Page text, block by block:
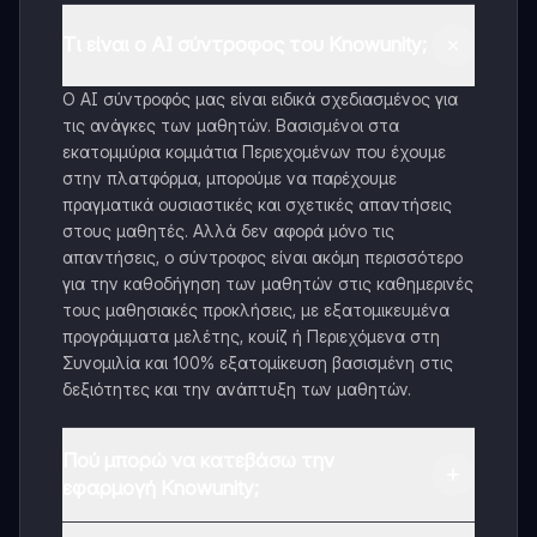
Ο AI σύντροφός μας είναι ειδικά σχεδιασμένος για
τις ανάγκες των μαθητών. Βασισμένοι στα
εκατομμύρια κομμάτια Περιεχομένων που έχουμε
στην πλατφόρμα, μπορούμε να παρέχουμε
πραγματικά ουσιαστικές και σχετικές απαντήσεις
στους μαθητές. Αλλά δεν αφορά μόνο τις
απαντήσεις, ο σύντροφος είναι ακόμη περισσότερο
για την καθοδήγηση των μαθητών στις καθημερινές
τους μαθησιακές προκλήσεις, με εξατομικευμένα
προγράμματα μελέτης, κουίζ ή Περιεχόμενα στη
Συνομιλία και 100% εξατομίκευση βασισμένη στις
δεξιότητες και την ανάπτυξη των μαθητών.